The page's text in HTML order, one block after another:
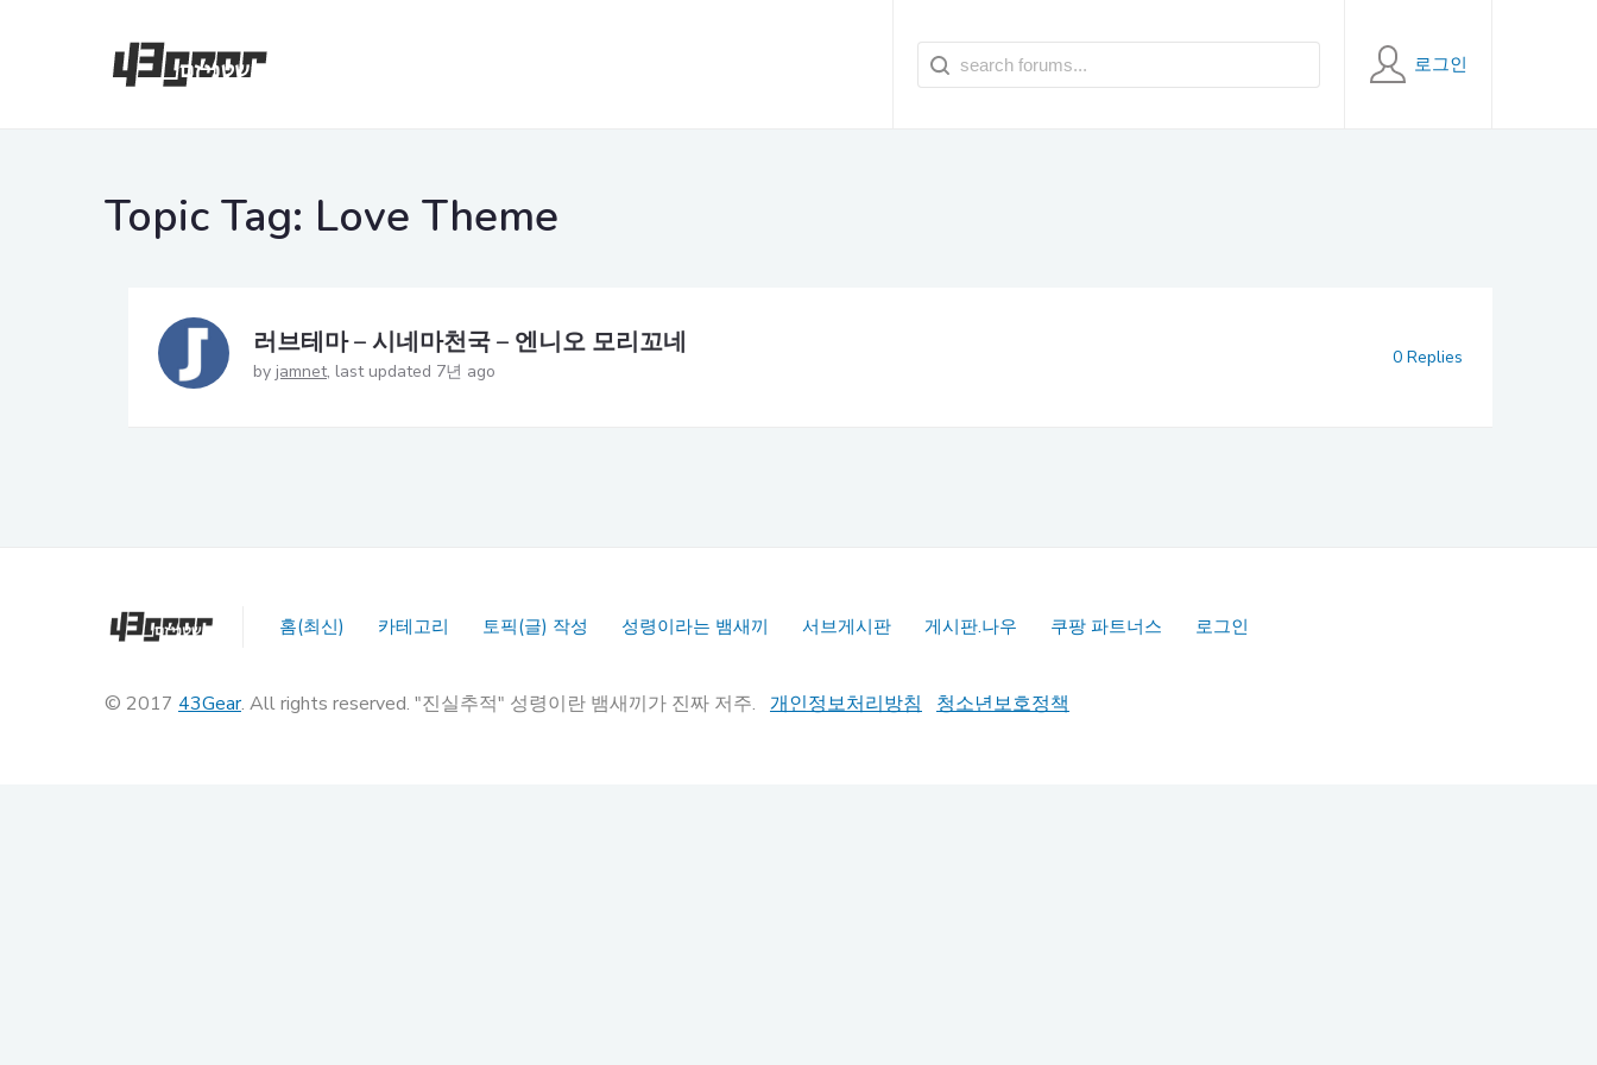
로그인
Topic Tag: Love Theme
러브테마 – 시네마천국 – 엔니오 모리꼬네
by jamnet last updated 7년 ago
0 Replies
홈(최신) 카테고리 토픽(글) 작성 성령이라는 뱀새끼 서브게시판 게시판.나우 쿠팡 파트너스 로그인
© 2017 43Gear. All rights reserved. "진실추적" 성령이란 뱀새끼가 진짜 저주. 개인정보처리방침 청소년보호정책